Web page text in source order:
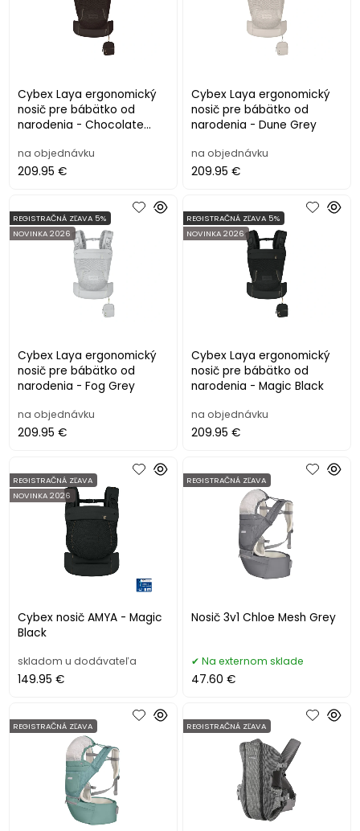
Cybex Laya ergonomický
nosič pre bábätko od
narodenia - Chocolate
na objednávku
209.95 €
Cybex Laya ergonomický
nosič pre bábätko od
narodenia - Dune Grey
na objednávku
209.95 €
Cybex Laya ergonomický
nosič pre bábätko od
narodenia - Fog Grey
REGISTRAČNÁ ZĽAVA 5%
NOVINKA 2026
na objednávku
209.95 €
Cybex Laya ergonomický
nosič pre bábätko od
narodenia - Magic Black
REGISTRAČNÁ ZĽAVA 5%
NOVINKA 2026
na objednávku
209.95 €
Cybex nosič AMYA - Magic
Black
REGISTRAČNÁ ZĽAVA
NOVINKA 2026
skladom u dodávateľa
149.95 €
Nosič 3v1 Chloe Mesh Grey
REGISTRAČNÁ ZĽAVA
Na externom sklade
47.60 €
REGISTRAČNÁ ZĽAVA REGISTRAČNÁ ZĽAVA